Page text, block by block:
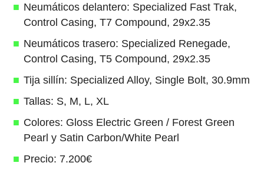
Neumáticos delantero: Specialized Fast Trak,
Control Casing, T7 Compound, 29x2.35
Neumáticos trasero: Specialized Renegade,
Control Casing, T5 Compound, 29x2.35
Tija sillín: Specialized Alloy, Single Bolt, 30.9mm
Tallas: S, M, L, XL
Colores: Gloss Electric Green / Forest Green
Pearl y Satin Carbon/White Pearl
Precio: 7.200€